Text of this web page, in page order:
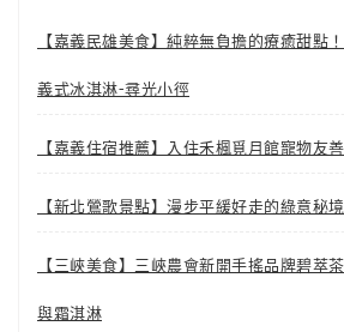
【嘉義民雄美食】純粹無負擔的療癒甜點
義式冰淇淋-尋光小徑
【嘉義住宿推薦】入住禾楓覓月館寵物友
【新北鶯歌景點】漫步平緩好走的綠意秘
【三峽美食】三峽農會新開手搖品牌碧萃
與霜淇淋